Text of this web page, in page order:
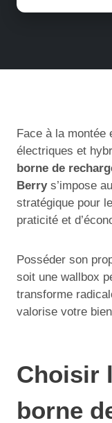
Face à la montée
électriques et
borne de
Berrys’impose
stratégique pour
praticité et
Posséder son
soit une wallbox
transforme
valorise votre
Choisir
borne